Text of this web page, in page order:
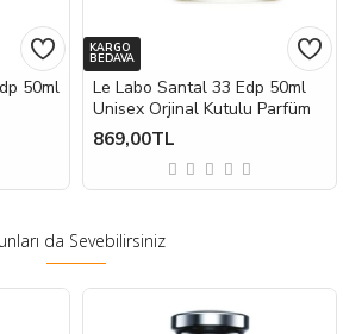
50ml
KARGO
BEDAVA
Le Labo Santal 33 Edp 50ml
Unisex Orjinal Kutulu Parfüm
869,00TL
da Sevebilirsiniz